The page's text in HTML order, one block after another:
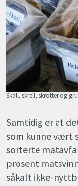
Skall, skrell, skrotter og
Samtidig er at
som kunne vært
sorterte
prosent
såkalt ikke-